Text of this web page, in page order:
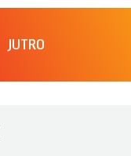
JUTRO